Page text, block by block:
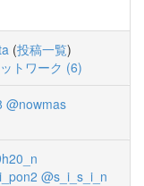
(投稿一覧)
トワーク (6)
@nowmas
@s_i_s_i_n